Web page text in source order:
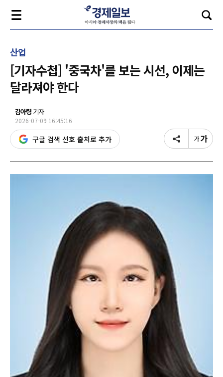
산업
[기자수첩] '중국차'를 보는 시선, 이제는
달라져야 한다
김아령 기자
2026-07-09 16:45:16
구글 검색 선호 출처로 추가